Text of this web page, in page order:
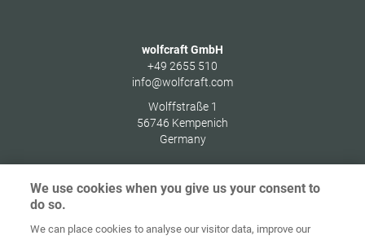
wolfcraft GmbH
+49 2655 510
info@wolfcraft.com
Wolffstraße 1
56746 Kempenich
Germany
Αρχική Επικοινωνία
Στοιχεία
έκδοσης δεδομένων
We use cookies when you give us your consent to
do so.
We can place cookies to analyse our visitor data, improve our